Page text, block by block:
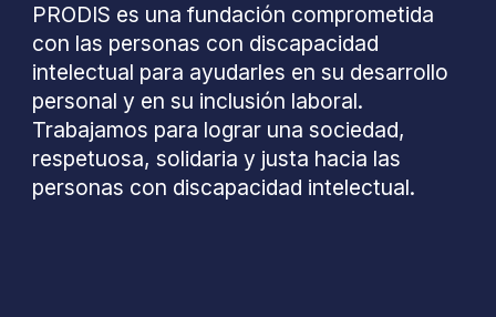
PRODIS es una fundación comprometida
con las personas con discapacidad
intelectual para ayudarles en su desarrollo
personal y en su inclusión laboral.
Trabajamos para lograr una sociedad,
respetuosa, solidaria y justa hacia las
personas con discapacidad intelectual.